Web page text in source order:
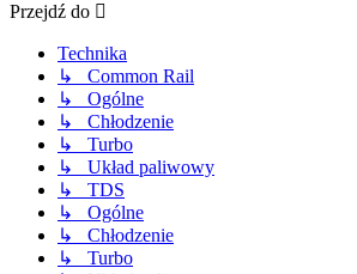
Przejdź do
Technika
↳ Common Rail
↳ Ogólne
↳ Chłodzenie
↳ Turbo
↳ Układ paliwowy
↳ TDS
↳ Ogólne
↳ Chłodzenie
↳ Turbo